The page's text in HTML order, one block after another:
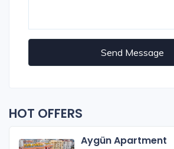
Send Message
HOT OFFERS
Aygün Apartment